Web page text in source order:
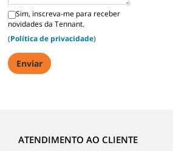
Sim, inscreva-me para receber
novidades da Tennant.
(Política de privacidade)
ATENDIMENTO AO CLIENTE